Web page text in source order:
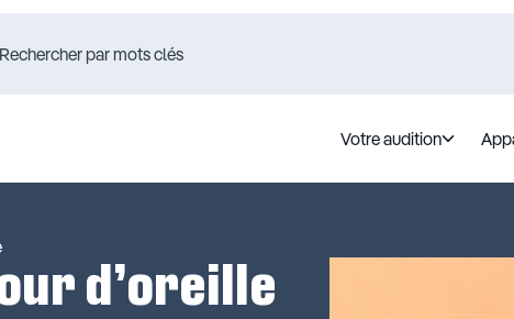
Votre audition
d’oreille